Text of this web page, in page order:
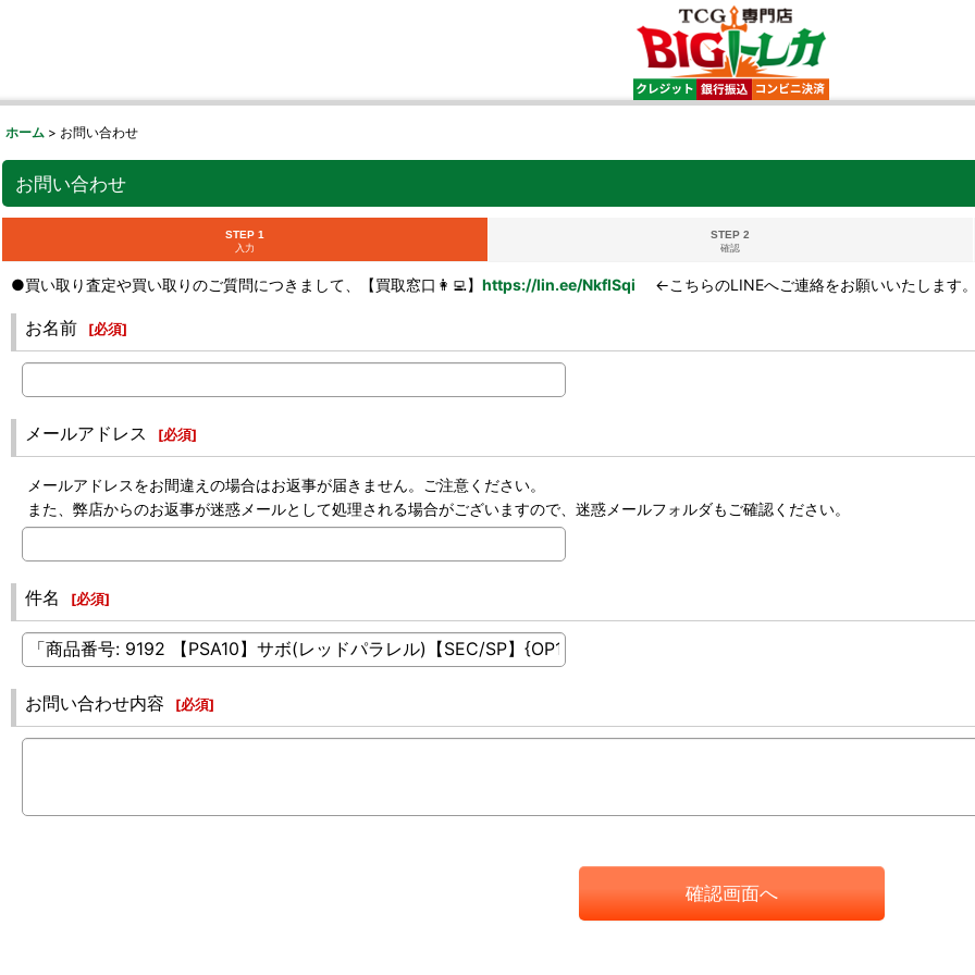
ホーム > お問い合わせ
お問い合わせ
STEP 1
入力
STEP 2
確認
●買い取り査定や買い取りのご質問につきまして、【買取窓口👩‍💻】 https://lin.ee/NkflSqi ←こちらのLINEへご連絡をお願いいたします。
お名前 [必須]
メールアドレス [必須]
メールアドレスをお間違えの場合はお返事が届きません。ご注意ください。
また、弊店からのお返事が迷惑メールとして処理される場合がございますので、迷惑メールフォルダもご確認ください。
件名 [必須]
お問い合わせ内容 [必須]
確認画面へ